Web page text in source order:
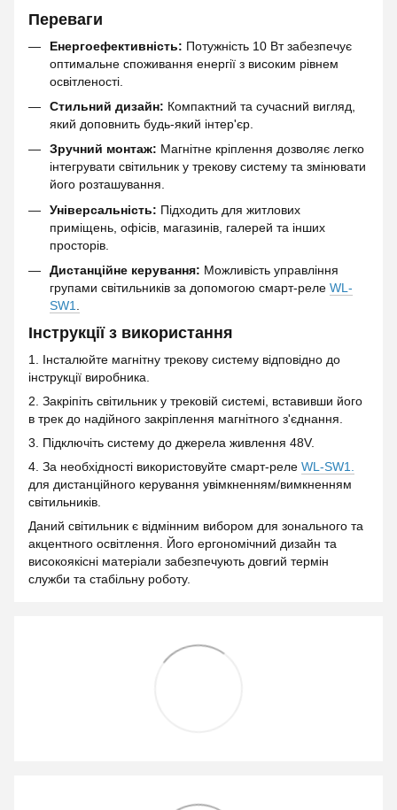
Переваги
Енергоефективність: Потужність 10 Вт забезпечує
оптимальне споживання енергії з високим рівнем
освітленості.
Стильний дизайн: Компактний та сучасний вигляд,
який доповнить будь-який інтер'єр.
Зручний монтаж: Магнітне кріплення дозволяє легко
інтегрувати світильник у трекову систему та змінювати
його розташування.
Універсальність: Підходить для житлових
приміщень, офісів, магазинів, галерей та інших
просторів.
Дистанційне керування: Можливість управління
групами світильників за допомогою смарт-реле WL-
SW1
Інструкції з використання
1. Інсталюйте магнітну трекову систему відповідно до
інструкції виробника.
2. Закріпіть світильник у трековій системі, вставивши його
в трек до надійного закріплення магнітного з'єднання.
3. Підключіть систему до джерела живлення 48V.
4. За необхідності використовуйте смарт-реле WL-SW1.
для дистанційного керування увімкненням/вимкненням
світильників.
Даний світильник є відмінним вибором для зонального та
акцентного освітлення. Його ергономічний дизайн та
високоякісні матеріали забезпечують довгий термін
служби та стабільну роботу.